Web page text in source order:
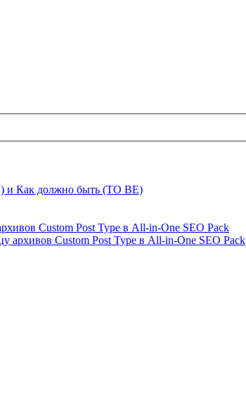
и Как должно быть (TO BE)
Custom Post Type в All-in-One SEO Pack
архивов Custom Post Type в All-in-One SEO Pack